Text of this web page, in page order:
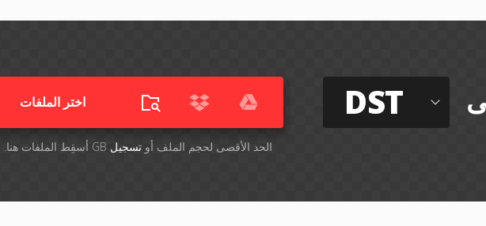
اختر الملفات
أسقِط الملفات هنا. 1 GB الحد الأقصى لحجم الملف أوتسجيل
DST